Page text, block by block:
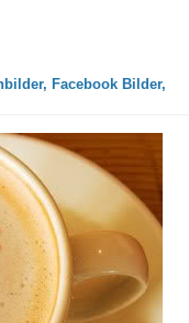
Facebook Bilder,